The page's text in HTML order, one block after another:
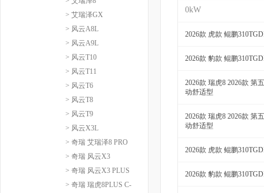
> 艾瑞泽GX
> 风云A8L
> 风云A9L
> 风云T10
> 风云T11
> 风云T6
> 风云T8
> 风云T9
> 风云X3L
> 奇瑞 艾瑞泽8 PRO
> 奇瑞 风云X3
> 奇瑞 风云X3 PLUS
> 奇瑞 瑞虎8PLUS C-
0kW
2026款 虎款 鲲鹏
2026款 豹款 鲲鹏
2026款 瑞虎8 2026款 第
动舒适型
2026款 瑞虎8 2026款 第
动舒适型
2026款 虎款 鲲鹏
2026款 豹款 鲲鹏